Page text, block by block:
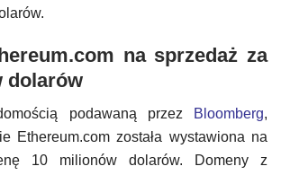
na sprzedaż za
dolarów
podawaną przez Bloomberg,
Ethereum.com została wystawiona na
10 milionów dolarów. Domeny z